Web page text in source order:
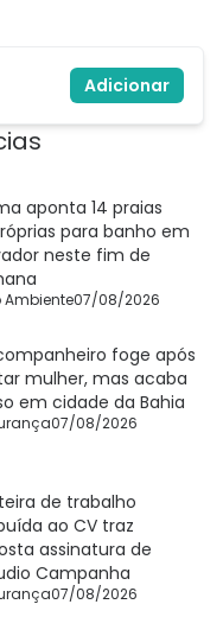
Adicionar
aponta 14 praias
para banho em
neste fim de
Ambiente07/08/2026
foge após
mulher, mas acaba
em cidade da Bahia
07/08/2026
de trabalho
ao CV traz
assinatura de
Campanha
07/08/2026